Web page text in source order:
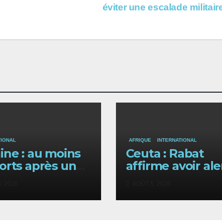
éviter une escalade
: au moins
après une
sa région
AFRIQUE INTERNATIONAL
Ceuta : Rabat
affirme avoir